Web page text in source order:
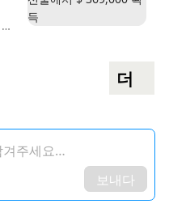
더
겨주세요…
보내다